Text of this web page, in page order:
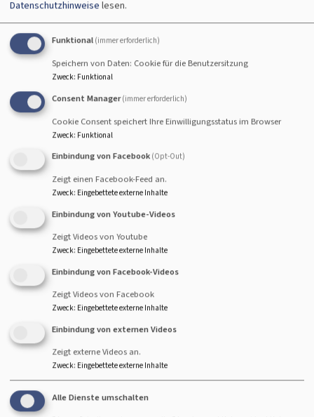
Startseite Öffentlichkeitsarbeit Stadtregion
Öffentlichkeitsarbeit Stadtregion
Pfarrerin Natalie Schreiber
ist zuständig für Koordination und regionale
Datenschutzhinweise lesen.
Funktional (immer erforderlich)
Speichern von Daten: Cookie für die Benutzersitzung
Zweck: Funktional
Consent Manager (immer erforderlich)
Cookie Consent speichert Ihre Einwilligungsstatus im Browser
Zweck: Funktional
Einbindung von Facebook (Opt-Out)
Zeigt einen Facebook-Feed an.
Zweck: Eingebettete externe Inhalte
Einbindung von Youtube-Videos
Zeigt Videos von Youtube
Zweck: Eingebettete externe Inhalte
Einbindung von Facebook-Videos
Zeigt Videos von Facebook
Zweck: Eingebettete externe Inhalte
Einbindung von externen Videos
Zeigt externe Videos an.
Zweck: Eingebettete externe Inhalte
Alle Dienste umschalten